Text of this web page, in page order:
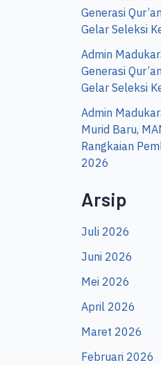
Generasi
Gelar Seleksi
Admin
Generasi
Gelar Seleksi
Admin
Murid Baru,
Rangkaian
2026
Arsip
Juli 2026
Juni 2026
Mei 2026
April 2026
Maret 2026
Februari 2026